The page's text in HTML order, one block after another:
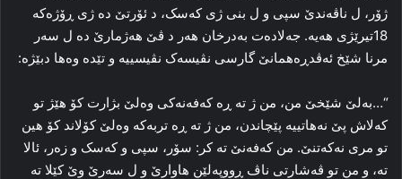
ژۆر، ل ناڤه‌ندێ سپی و ل بنی ژی که‌سک، د ئۆرتێ ده‌ ژی ڕۆژه‌که‌
18تیرێژی هه‌یه‌. جه‌لاده‌ت به‌درخان هه‌ر د ڤێ هه‌ژمارێ ده‌ ل سه‌ر
مرنا شێخ ئه‌ڤدڕه‌همانێ گارسی نڤیسه‌ک نڤیسییه‌ و تێده‌ وه‌ها دبێژه‌:
“…به‌لێ شێخێ من، من ژ ته‌ ڕه‌ که‌فه‌نه‌کی وه‌لێ بژارت کۆ هێژ تو
که‌لاش پێ نه‌هاتییه‌ پێچاندن، من ژ ته‌ ڕه‌ تربه‌که‌ وه‌لێ کۆلاند کۆ هین
تو مری نه‌که‌تنێ. من که‌فه‌نێ ته‌ کر: سۆر، سپی و که‌سک و زه‌ر، ئالا
ته‌، و من تو ڤه‌شارتی ناڤ ڕووپه‌لێن هاوارێ و ل سه‌رێ وێ کێلا ته‌